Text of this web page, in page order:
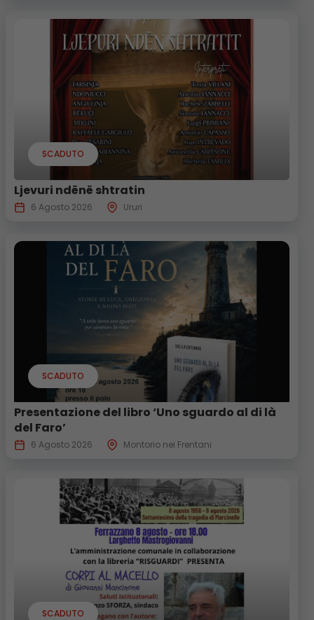
SCADUTO
Ljevuri ndënë shtratin
6 Agosto 2026 Ururi
SCADUTO
Presentazione del libro ‘Uno sguardo al di là
del Faro’
6 Agosto 2026 Montorio nei Frentani
SCADUTO